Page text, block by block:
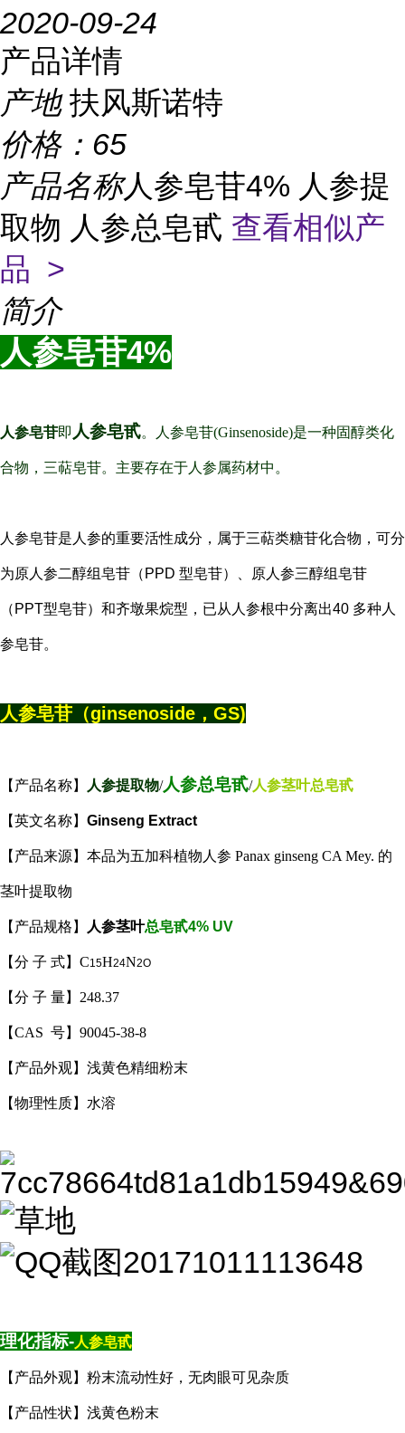
2020-09-24
产品详情
产地 扶风斯诺特
价格： 65
产品名称人参皂苷4% 人参提
取物 人参总皂甙 查看相似产
品 >
简介
人参皂苷4%
人参皂苷即 人参皂甙。人参皂苷(Ginsenoside)是一种固醇类化
合物，三萜皂苷。主要存在于人参属药材中。
人参皂苷是人参的重要活性成分，属于三萜类糖苷化合物，可分
为原人参二醇组皂苷（PPD 型皂苷）、原人参三醇组皂苷
（PPT型皂苷）和齐墩果烷型，已从人参根中分离出40 多种人
参皂苷。
人参皂苷 （ginsenoside，GS)
【产品名称】 人参提取物/人参总皂甙/人参茎叶总皂甙
【英文名称】 Ginseng Extract
【产品来源】本品为五加科植物人参 Panax ginseng CA Mey. 的
茎叶提取物
【产品规格】 人参茎叶总皂甙4% UV
【分 子 式】C15H24N2O
【分 子 量】248.37
【CAS 号】90045-38-8
【产品外观】浅黄色精细粉末
【物理性质】水溶
理化指标-人参皂甙
【产品外观】粉末流动性好，无肉眼可见杂质
【产品性状】浅黄色粉末